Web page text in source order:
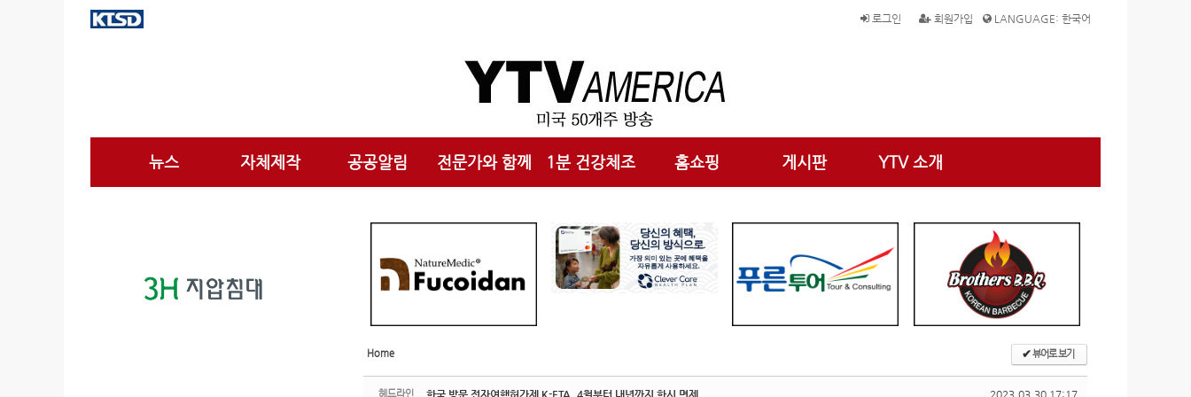
LANGUAGE: 한국어
로그인 회원가입
뉴스 자체제작 공공알림 전문가와 함께 1분 건강체조 홈쇼핑 게시판 YTV 소개
Home ✔뷰어로 보기
헤드라인 2023.03.30 17:17
한국 방문 전자여행허가제 K-ETA, 4월부터 내년까지 한시 면제